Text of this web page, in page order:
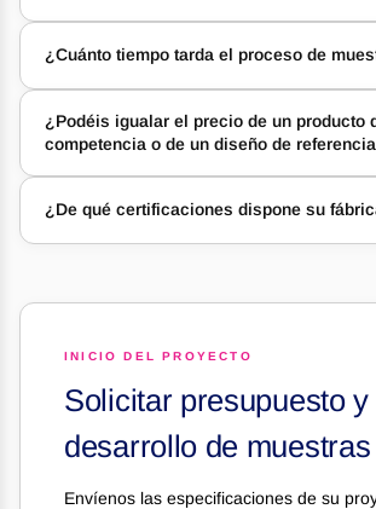
¿Cuánto tiempo tarda el proceso de
¿Podéis igualar el precio de un producto
competencia o de un diseño de
¿De qué certificaciones dispone su
INICIO DEL PROYECTO
Solicitar presupuesto y
desarrollo de muestras
Envíenos las especificaciones de su